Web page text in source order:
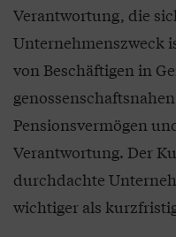
Verantwortung, die
Unternehmenszweck
von Beschäftigen in
Pensionsvermögen
Verantwortung. Der
durchdachte
wichtiger als